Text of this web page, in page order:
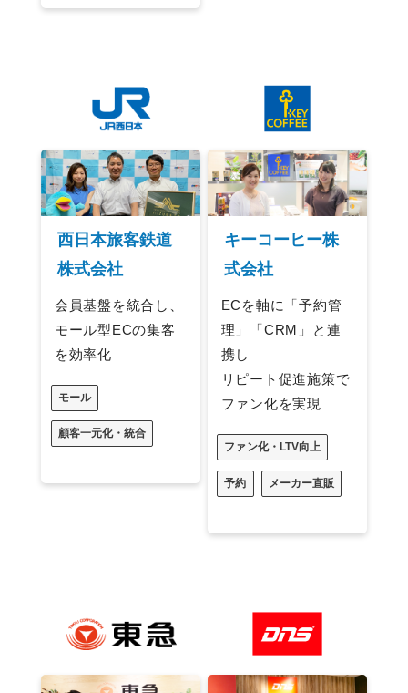
西日本旅客鉄道
株式会社
会員基盤を統合し、
モール型ECの集客
を効率化
モール
顧客一元化・統合
キーコーヒー株
式会社
ECを軸に「予約管
理」「CRM」と連
携し
リピート促進施策で
ファン化を実現
ファン化・LTV向上
予約 メーカー直販